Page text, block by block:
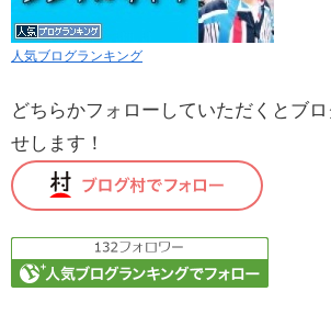
人気ブログランキング
どちらかフォローしていただくとブ
せします！